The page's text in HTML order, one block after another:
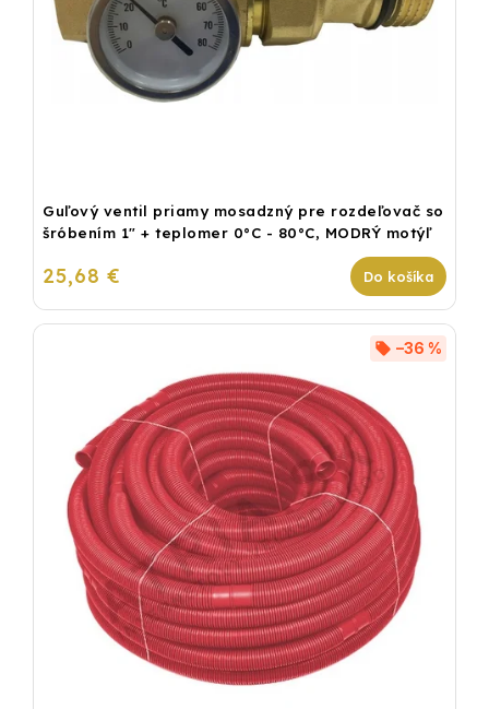
Guľový ventil priamy mosadzný pre rozdeľovač so
šróbením 1" + teplomer 0°C - 80°C, MODRÝ motýľ
25,68 € Do košíka
–36 %